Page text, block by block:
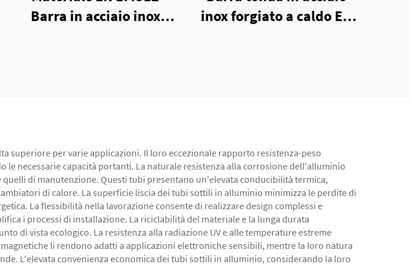
Barra in acciaio inox
inox forgiato a caldo EN
superiore per varie applicazioni. Il loro eccezionale rapporto resistenza-peso
necessarie capacità portanti. La naturale resistenza alla corrosione dell'alluminio
di manutenzione. Questi tubi presentano un'elevata conducibilità termica,
di calore. La superficie liscia dei tubi sottili in alluminio minimizza le perdite di
La flessibilità nella lavorazione consente di realizzare design complessi e
i processi di installazione. La riciclabilità del materiale e la lunga durata
di vista ecologico. La resistenza alla radiazione UV e alle temperature estreme
li rendono adatti a applicazioni elettroniche sensibili, mentre la loro natura
L'elevata convenienza economica dei tubi sottili in alluminio, considerando la loro